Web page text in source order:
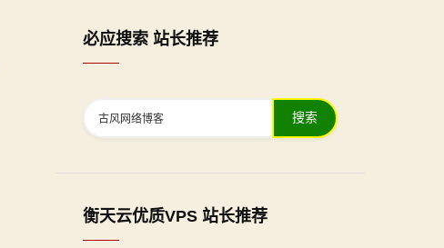
必应搜索 站长推荐
搜索
衡天云优质VPS 站长推荐